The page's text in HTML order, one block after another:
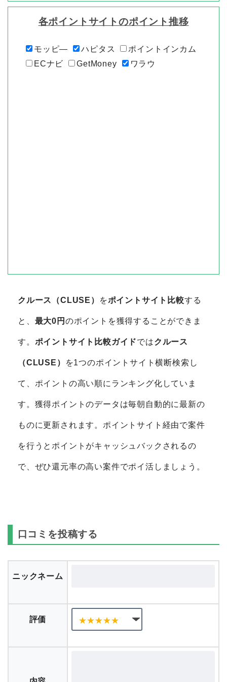
各ポイントサイトのポイント推移
モッピ― ハピタス
ポイントインカム
ECナビ
GetMoney ワラウ
クルース（CLUSE） をポイントサイト比較する
と、 最大0円 のポイントを獲得することができま
す。 ポイントサイト比較ガイドではクルース
（CLUSE） を1つのポイントサイト横断検索し
て、ポイントの高い順にランキング化していま
す。獲得ポイントのデータは毎朝自動的に最新の
ものに更新されます。ポイントサイト経由で案件
を行うとポイントがキャッシュバックされるの
で、ぜひ還元率の高い案件でポイ活しましょう。
口コミを投稿する
ニックネーム
評価